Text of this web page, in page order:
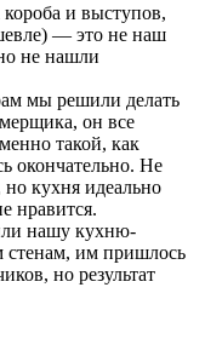
короба и выступов,
— это не наш
не нашли
мы решили делать
он все
такой, как
окончательно. Не
кухня идеально
нравится.
нашу кухню-
стенам, им пришлось
но результат